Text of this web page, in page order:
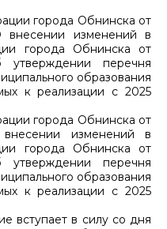
города Обнинска от
изменений в
города Обнинска от
перечня
образования
к реализации с 2025
города Обнинска от
изменений в
города Обнинска от
перечня
образования
к реализации с 2025
вступает в силу со дня